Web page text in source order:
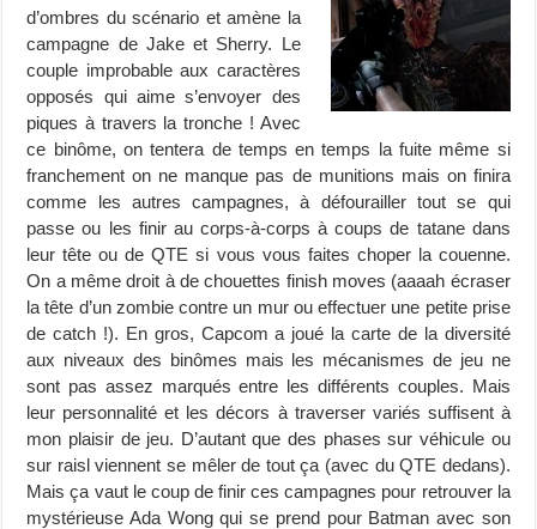
d’ombres du scénario et amène la
campagne de Jake et Sherry. Le
couple improbable aux caractères
opposés qui aime s’envoyer des
piques à travers la tronche ! Avec
ce binôme, on tentera de temps en temps la fuite même si
franchement on ne manque pas de munitions mais on finira
comme les autres campagnes, à défourailler tout se qui
passe ou les finir au corps-à-corps à coups de tatane dans
leur tête ou de QTE si vous vous faites choper la couenne.
On a même droit à de chouettes finish moves (aaaah écraser
la tête d’un zombie contre un mur ou effectuer une petite prise
de catch !). En gros, Capcom a joué la carte de la diversité
aux niveaux des binômes mais les mécanismes de jeu ne
sont pas assez marqués entre les différents couples. Mais
leur personnalité et les décors à traverser variés suffisent à
mon plaisir de jeu. D’autant que des phases sur véhicule ou
sur raisl viennent se mêler de tout ça (avec du QTE dedans).
Mais ça vaut le coup de finir ces campagnes pour retrouver la
mystérieuse Ada Wong qui se prend pour Batman avec son